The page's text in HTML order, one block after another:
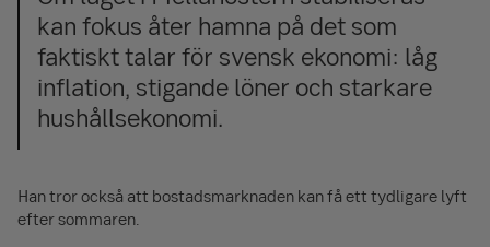
kan fokus åter hamna på det som
faktiskt talar för svensk ekonomi: låg
inflation, stigande löner och starkare
hushållsekonomi.
Han tror också att bostadsmarknaden kan få ett tydligare lyft
efter sommaren.